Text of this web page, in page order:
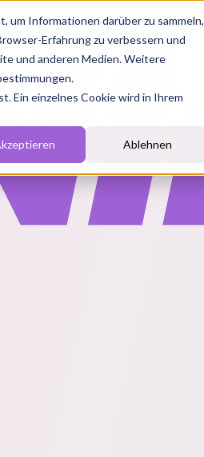
um Informationen darüber zu sammeln,
Erfahrung zu verbessern und
und anderen Medien. Weitere
Ein einzelnes Cookie wird in Ihrem
Ablehnen